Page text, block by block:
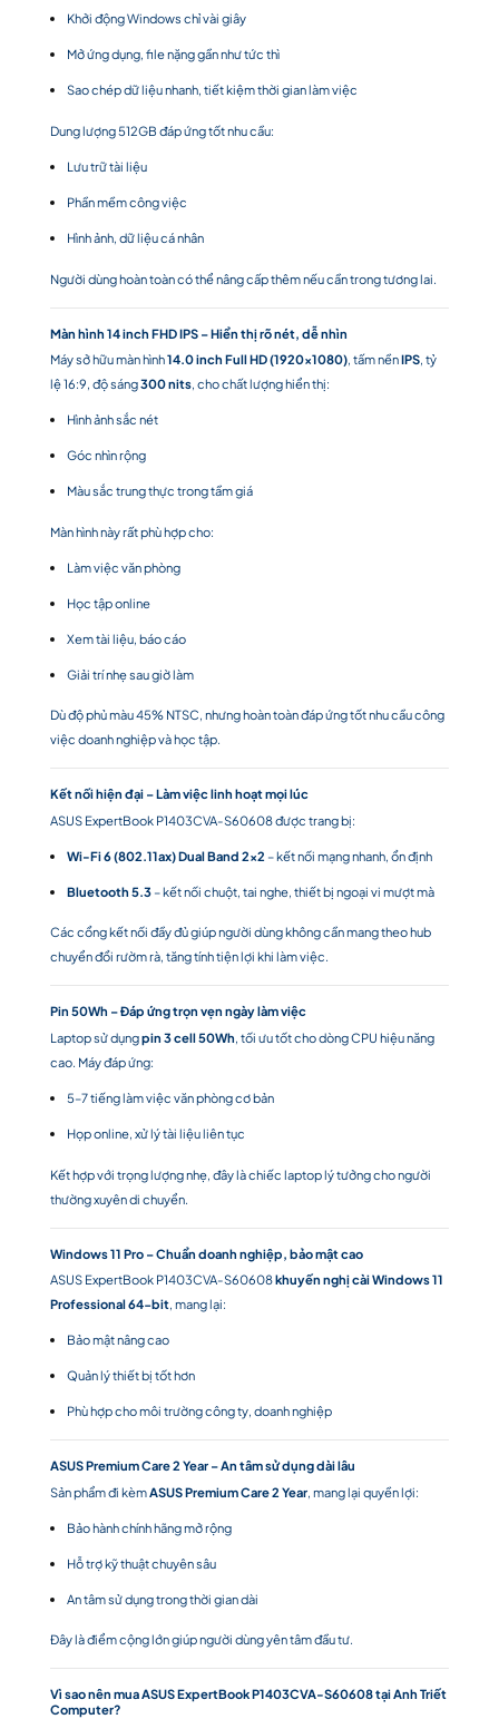
Khởi động Windows chỉ vài giây
Mở ứng dụng, file nặng gần như tức thì
Sao chép dữ liệu nhanh, tiết kiệm thời gian làm việc
Dung lượng 512GB đáp ứng tốt nhu cầu:
Lưu trữ tài liệu
Phần mềm công việc
Hình ảnh, dữ liệu cá nhân
Người dùng hoàn toàn có thể nâng cấp thêm nếu cần trong tương lai.
Màn hình 14 inch FHD IPS – Hiển thị rõ nét, dễ nhìn
Máy sở hữu màn hình14.0 inch Full HD (1920×1080), tấm nềnIPS, tỷ
lệ 16:9, độ sáng300 nits, cho chất lượng hiển thị:
Hình ảnh sắc nét
Góc nhìn rộng
Màu sắc trung thực trong tầm giá
Màn hình này rất phù hợp cho:
Làm việc văn phòng
Học tập online
Xem tài liệu, báo cáo
Giải trí nhẹ sau giờ làm
Dù độ phủ màu 45% NTSC, nhưng hoàn toàn đáp ứng tốt nhu cầu công
việc doanh nghiệp và học tập.
Kết nối hiện đại – Làm việc linh hoạt mọi lúc
ASUS ExpertBook P1403CVA-S60608 được trang bị:
Wi-Fi 6 (802.11ax) Dual Band 2×2 – kết nối mạng nhanh, ổn định
Bluetooth 5.3– kết nối chuột, tai nghe, thiết bị ngoại vi mượt mà
Các cổng kết nối đầy đủ giúp người dùng không cần mang theo hub
chuyển đổi rườm rà, tăng tính tiện lợi khi làm việc.
Pin 50Wh – Đáp ứng trọn vẹn ngày làm việc
Laptop sử dụngpin 3 cell 50Wh, tối ưu tốt cho dòng CPU hiệu năng
cao. Máy đáp ứng:
5–7 tiếng làm việc văn phòng cơ bản
Họp online, xử lý tài liệu liên tục
Kết hợp với trọng lượng nhẹ, đây là chiếc laptop lý tưởng cho người
thường xuyên di chuyển.
Windows 11 Pro – Chuẩn doanh nghiệp, bảo mật cao
ASUS ExpertBook P1403CVA-S60608khuyến nghị cài Windows 11
Professional 64-bit, mang lại:
Bảo mật nâng cao
Quản lý thiết bị tốt hơn
Phù hợp cho môi trường công ty, doanh nghiệp
ASUS Premium Care 2 Year – An tâm sử dụng dài lâu
Sản phẩm đi kèm ASUS Premium Care 2 Year , mang lại quyền lợi:
Bảo hành chính hãng mở rộng
Hỗ trợ kỹ thuật chuyên sâu
An tâm sử dụng trong thời gian dài
Đây là điểm cộng lớn giúp người dùng yên tâm đầu tư.
Vì sao nên mua ASUS ExpertBook P1403CVA-S60608 tại Anh Triết
Computer?